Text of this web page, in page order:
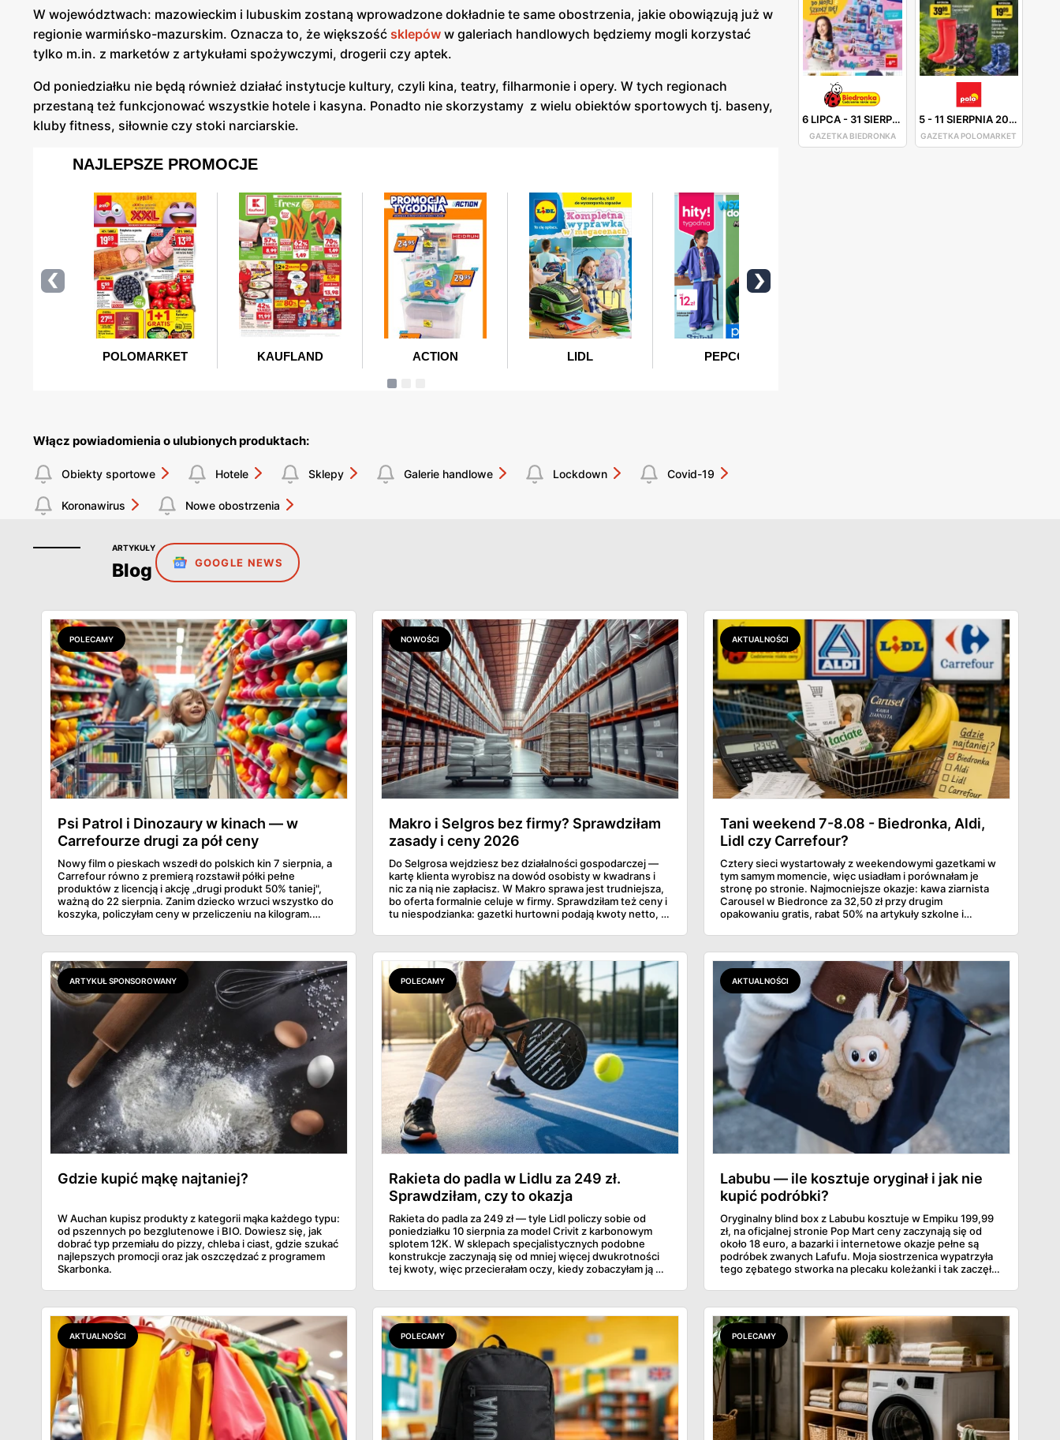
6 LIPCA- 31 SIERPNIA 2026
GAZETKA BIEDRONKA
5-11 SIERPNIA 2026
GAZETKA POLOMARKET
W województwach: mazowieckim i lubuskim zostaną wprowadzone dokładnie te same obostrzenia, jakie obowiązują już w
regionie warmińsko-mazurskim. Oznacza to, że większość sklepów w galeriach handlowych będziemy mogli korzystać
tylko m.in. z marketów z artykułami spożywczymi, drogerii czy aptek.
Od poniedziałku nie będą również działać instytucje kultury, czyli kina, teatry, filharmonie i opery. W tych regionach
przestaną też funkcjonować wszystkie hotele i kasyna. Ponadto nie skorzystamy z wielu obiektów sportowych tj. baseny,
kluby fitness, siłownie czy stoki narciarskie.
Włącz powiadomienia o ulubionych produktach:
Obiekty sportowe Hotele Sklepy Galerie handlowe Lockdown Covid-19
Koronawirus Nowe obostrzenia
ARTYKUŁY
Blog GOOGLE NEWS
POLECAMY
Psi Patrol i Dinozaury w kinach — w
Carrefourze drugi za pół ceny
Nowy film o pieskach wszedł do polskich kin 7 sierpnia, a
Carrefour równo z premierą rozstawił półki pełne
produktów z licencją i akcję „drugi produkt 50% taniej",
ważną do 22 sierpnia. Zanim dziecko wrzuci wszystko do
koszyka, policzyłam ceny w przeliczeniu na kilogram.
prawie 140 zł za kilogram, ale lody do mrożenia i rurki
waflowe bronią się nawet bez rabatu.
NOWOŚCI
Makro i Selgros bez firmy? Sprawdziłam
zasady i ceny 2026
Do Selgrosa wejdziesz bez działalności gospodarczej —
kartę klienta wyrobisz na dowód osobisty w kwadrans i
nic za nią nie zapłacisz. W Makro sprawa jest trudniejsza,
bo oferta formalnie celuje w firmy. Sprawdziłam też ceny i
tu niespodzianka: gazetki hurtowni podają kwoty netto, a
zawsze wygrywa — ta sama kawa ziarnista kosztuje w
Makro ponad dwa razy więcej niż w weekendowej
promocji dyskontu.
AKTUALNOŚCI
Tani weekend 7-8.08 - Biedronka, Aldi,
Lidl czy Carrefour?
Cztery sieci wystartowały z weekendowymi gazetkami w
tym samym momencie, więc usiadłam i porównałam je
stronę po stronie. Najmocniejsze okazje: kawa ziarnista
Carousel w Biedronce za 32,50 zł przy drugim
opakowaniu gratis, rabat 50% na artykuły szkolne i
2,99 zł za kilogram, ale wyłącznie w sobotę z aplikacją. Aldi
odpowiada masłem za 2,99 zł. Werdykt w skrócie:
najwięcej wyciśniesz z Biedronki, po świeże warzywa jedź
do Aldi.
ARTYKUŁ SPONSOROWANY
Gdzie kupić mąkę najtaniej?
W Auchan kupisz produkty z kategorii mąka każdego typu:
od pszennych po bezglutenowe i BIO. Dowiesz się, jak
dobrać typ przemiału do pizzy, chleba i ciast, gdzie szukać
najlepszych promocji oraz jak oszczędzać z programem
Skarbonka.
POLECAMY
Rakieta do padla w Lidlu za 249 zł.
Sprawdziłam, czy to okazja
Rakieta do padla za 249 zł — tyle Lidl policzy sobie od
poniedziałku 10 sierpnia za model Crivit z karbonowym
splotem 12K. W sklepach specjalistycznych podobne
konstrukcje zaczynają się od mniej więcej dwukrotności
tej kwoty, więc przecierałam oczy, kiedy zobaczyłam ją w
najszybciej rosnący sport w Polsce: kortów przybywa
lawinowo, a chętnych jeszcze szybciej. Sprawdziłam, co
dokładnie dostajemy za te pieniądze i komu taka rakieta
faktycznie wystarczy.
AKTUALNOŚCI
Labubu — ile kosztuje oryginał i jak nie
kupić podróbki?
Oryginalny blind box z Labubu kosztuje w Empiku 199,99
zł, na oficjalnej stronie Pop Mart ceny zaczynają się od
około 18 euro, a bazarki i internetowe okazje pełne są
podróbek zwanych Lafufu. Moja siostrzenica wypatrzyła
tego zębatego stworka na plecaku koleżanki i tak zaczęło
kosztuje i po czym poznać, że sprzedawca nie wciska nam
podróbki. Spisałam wszystko, czego się dowiedziałam —
łącznie z jedną wpadką, o której za chwilę.
AKTUALNOŚCI POLECAMY POLECAMY